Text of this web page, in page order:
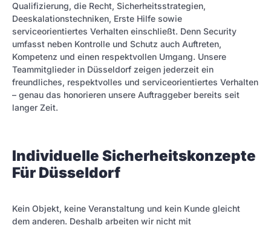
Qualifizierung, die Recht, Sicherheitsstrategien,
Deeskalationstechniken, Erste Hilfe sowie
serviceorientiertes Verhalten einschließt. Denn Security
umfasst neben Kontrolle und Schutz auch Auftreten,
Kompetenz und einen respektvollen Umgang. Unsere
Teammitglieder in Düsseldorf zeigen jederzeit ein
freundliches, respektvolles und serviceorientiertes Verhalten
– genau das honorieren unsere Auftraggeber bereits seit
langer Zeit.
Individuelle Sicherheitskonzepte
Für Düsseldorf
Kein Objekt, keine Veranstaltung und kein Kunde gleicht
dem anderen. Deshalb arbeiten wir nicht mit